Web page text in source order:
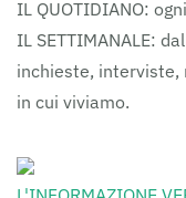
IL QUOTIDIANO:
IL SETTIMANALE:
inchieste, interviste,
in cui viviamo.